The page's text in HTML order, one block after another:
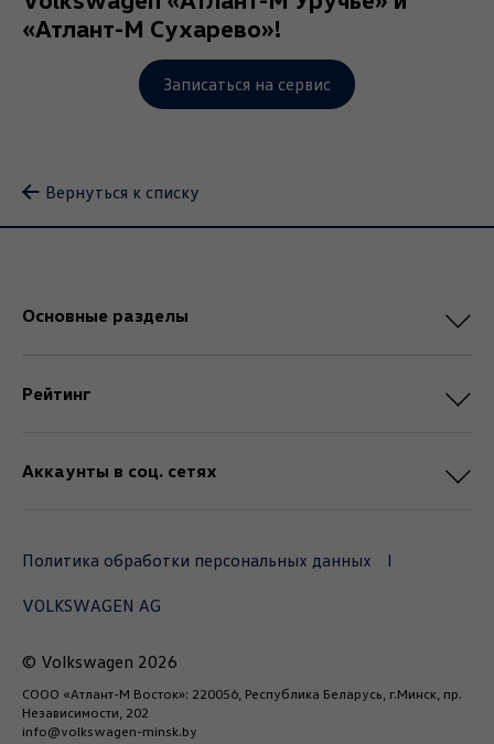
«Атлант-М Сухарево»!
Записаться на сервис
Вернуться к списку
Основные разделы
Рейтинг
Аккаунты в соц. сетях
Политика обработки персональных данных
VOLKSWAGEN AG
© Volkswagen 2026
СООО «Атлант-М Восток»: 220056, Республика Беларусь, г.Минск, пр.
Независимости, 202
info@volkswagen-minsk.by